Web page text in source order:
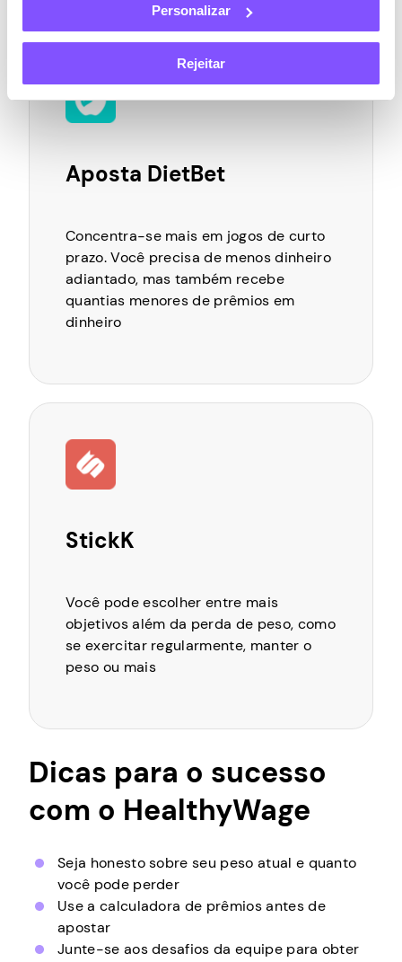
Personalizar
Rejeitar
semelhantes para metas de perda de peso
Aposta DietBet
Concentra-se mais em jogos de curto
prazo. Você precisa de menos dinheiro
adiantado, mas também recebe
quantias menores de prêmios em
dinheiro
StickK
Você pode escolher entre mais
objetivos além da perda de peso, como
se exercitar regularmente, manter o
peso ou mais
Dicas para o sucesso
com o HealthyWage
Seja honesto sobre seu peso atual e quanto
você pode perder
Use a calculadora de prêmios antes de
apostar
Junte-se aos desafios da equipe para obter